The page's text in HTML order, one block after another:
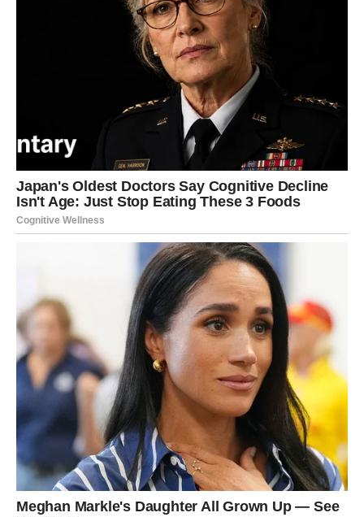
Predugo ste tražili potvrdu od drugih ljudi.
Zvijezde vam poručuju da je vrijeme da sami sebi
priznate koliko vrijedite.
Vaša snaga je veća nego što
mislite
Pred vama su veoma pozitivni dani.
DJEVICA
Ne pokušavajte kontrolisati svaki detalj.
Neke od najboljih stvari u životu događaju se upravo onda
kada pustimo da sve teče svojim tokom.
Mir dolazi kroz prihvatanje
Pred vama su veoma važni trenuci.